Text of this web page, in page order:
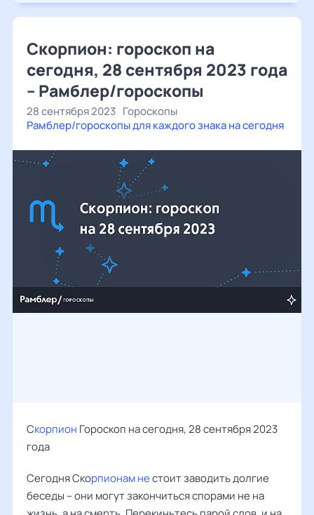
Скорпион: гороскоп на
сегодня, 28 сентября 2023 года
– Рамблер/гороскопы
28 сентября 2023 Гороскопы
Рамблер/гороскопы для каждого знака на сегодня
Скорпион Гороскоп на сегодня, 28 сентября 2023
года
Сегодня Скорпионам нестоит заводить долгие
беседы – они могут закончиться спорами не на